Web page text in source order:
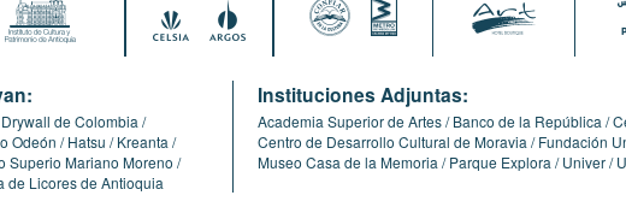
Drywall de Colombia
Odeón
Hatsu
Kreanta
Superio Mariano Moreno
de Licores de Antioquia
Instituciones Adjuntas:
Academia Superior de Artes Banco de la República
Centro de Desarrollo Cultural de Moravia
Fundación
Museo Casa de la Memoria
Parque Explora Univer